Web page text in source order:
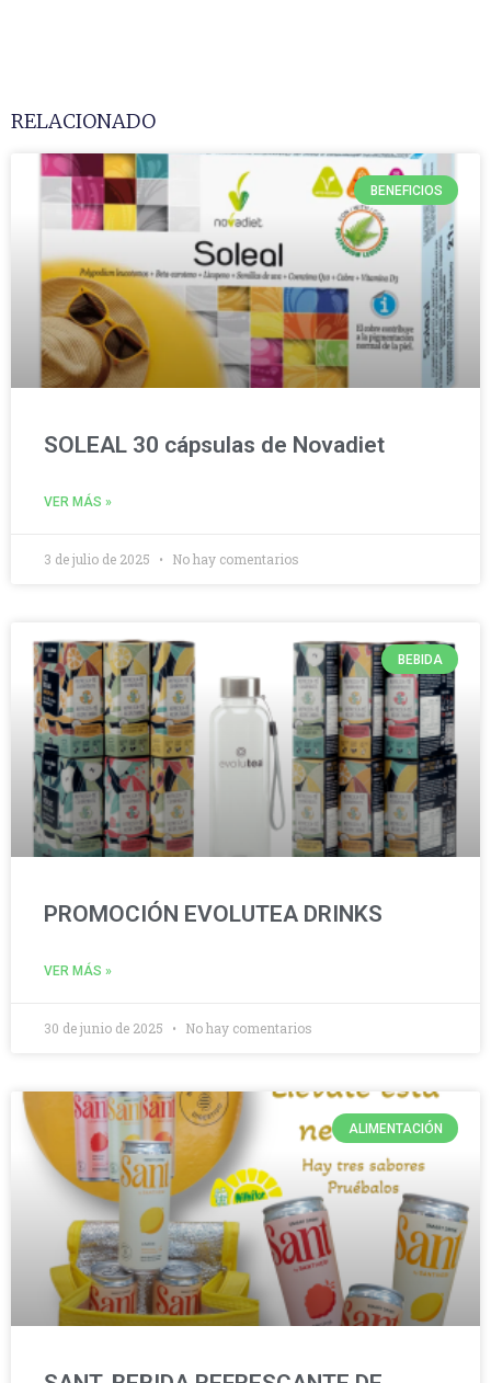
RELACIONADO
BENEFICIOS
SOLEAL 30 cápsulas de Novadiet
VER MÁS »
3 de julio de 2025 No hay comentarios
BEBIDA
PROMOCIÓN EVOLUTEA DRINKS
VER MÁS »
30 de junio de 2025 No hay comentarios
ALIMENTACIÓN